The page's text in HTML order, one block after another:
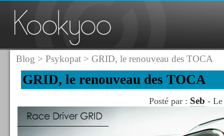
Blog > Psykopat> GRID, le renouveau des TOCA
GRID, le renouveau des TOCA
Posté par : Seb - Le